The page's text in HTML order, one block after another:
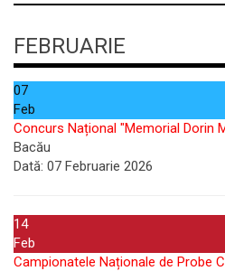
FEBRUARIE
07
Feb
Concurs Național "Memorial Dorin
Bacău
Dată: 07 Februarie 2026
14
Feb
Campionatele Naționale de Probe